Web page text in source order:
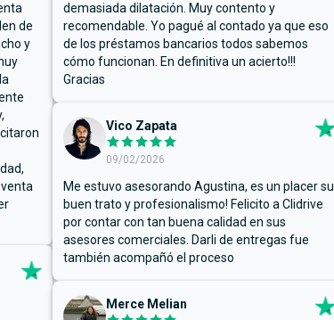
de
y
demasiada dilatación. Muy contento y
recomendable. Yo pagué al contado ya que eso
de los préstamos bancarios todos sabemos
cómo funcionan. En definitiva un acierto!!!
Gracias
Vico Zapata
09/02/2026
Me estuvo asesorando Agustina, es un placer su
buen trato y profesionalismo! Felicito a Clidrive
por contar con tan buena calidad en sus
asesores comerciales. Darli de entregas fue
también acompañó el proceso
Merce Melian